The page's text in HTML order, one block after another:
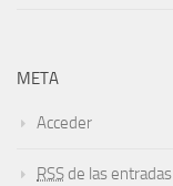
META
Acceder
RSS de las entradas